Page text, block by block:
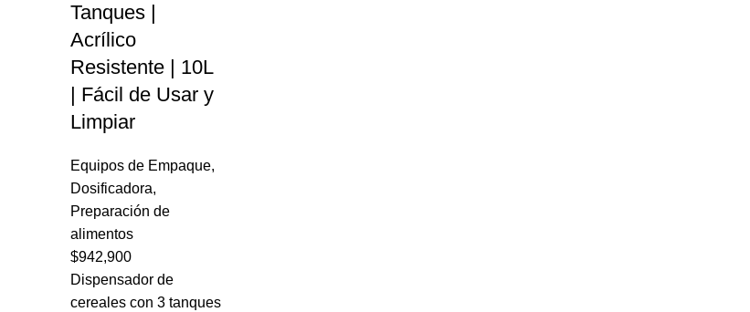
Tanques |
Acrílico
Resistente | 10L
| Fácil de Usar y
Limpiar
Equipos de Empaque,
Dosificadora,
Preparación de
alimentos
$942,900
Dispensador de
cereales con 3 tanques